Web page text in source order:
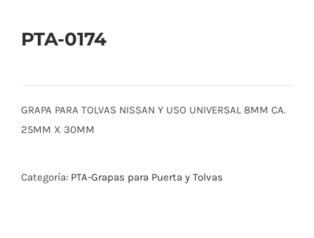
PTA-0174
GRAPA PARA TOLVAS NISSAN Y USO UNIVERSAL 8MM CA.
25MM X 30MM
Categoría: PTA-Grapas para Puerta y Tolvas